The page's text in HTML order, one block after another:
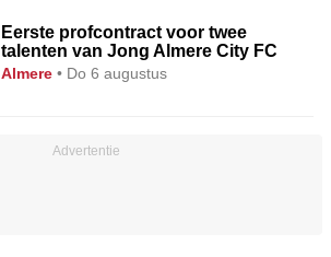
Eerste profcontract voor twee
talenten van Jong Almere City FC
almere • Do 6 augustus